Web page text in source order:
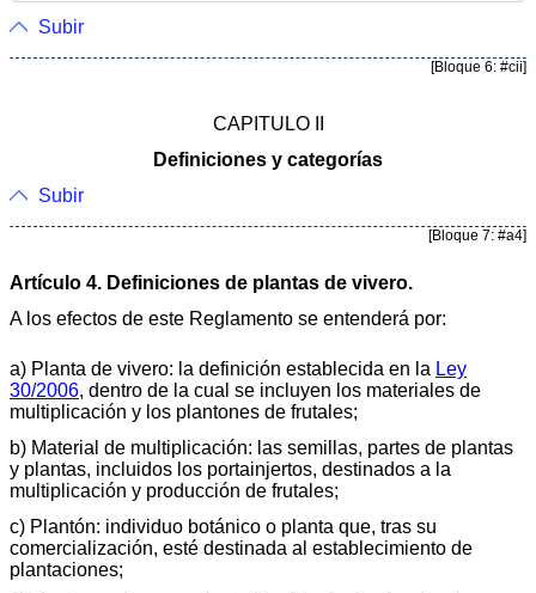
Subir
[Bloque 6: #cii]
CAPITULO II
Definiciones y categorías
Subir
[Bloque 7: #a4]
Artículo 4. Definiciones de plantas de vivero.
A los efectos de este Reglamento se entenderá por:
a) Planta de vivero: la definición establecida en la Ley
30/2006, dentro de la cual se incluyen los materiales de
multiplicación y los plantones de frutales;
b) Material de multiplicación: las semillas, partes de plantas
y plantas, incluidos los portainjertos, destinados a la
multiplicación y producción de frutales;
c) Plantón: individuo botánico o planta que, tras su
comercialización, esté destinada al establecimiento de
plantaciones;